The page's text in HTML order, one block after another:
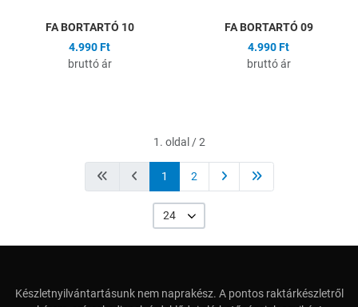
FA BORTARTÓ 10
4.990 Ft
bruttó ár
FA BORTARTÓ 09
4.990 Ft
bruttó ár
1. oldal / 2
1 2
24
Készletnyilvántartásunk nem naprakész. A pontos raktárkészletről